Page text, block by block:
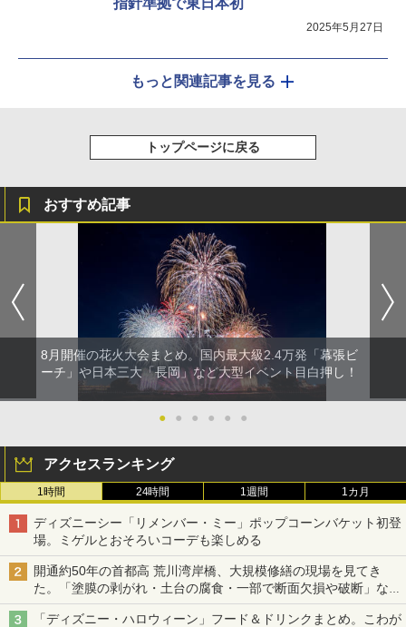
指針準拠で東日本初
2025年5月27日
もっと関連記事を見る
トップページに戻る
おすすめ記事
8月開催の花火大会まとめ。国内最大級2.4万発「幕張ビ
ーチ」や日本三大「長岡」など大型イベント目白押し！
● ● ● ● ● ●
アクセスランキング
1時間 24時間 1週間 1カ月
ディズニーシー「リメンバー・ミー」ポップコーンバケット初登
場。ミゲルとおそろいコーデも楽しめる
開通約50年の首都高 荒川湾岸橋、大規模修繕の現場を見てき
た。「塗膜の剥がれ・土台の腐食・一部で断面欠損や破断」など
深刻な損傷、どう直す？
「ディズニー・ハロウィーン」フード＆ドリンクまとめ。こわが